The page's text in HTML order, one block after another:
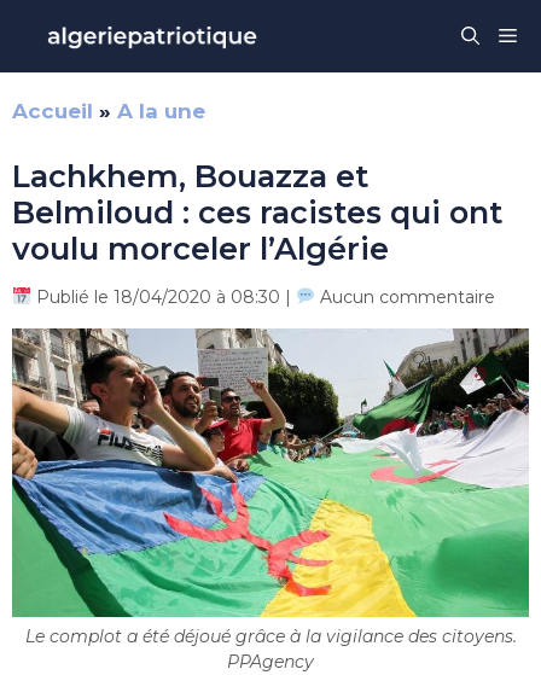
contenu
Accueil » A la une
Lachkhem, Bouazza et
Belmiloud : ces racistes qui ont
voulu morceler l’Algérie
Publié le 18/04/2020 à 08:30 | Aucun commentaire
Le complot a été déjoué grâce à la vigilance des citoyens.
PPAgency